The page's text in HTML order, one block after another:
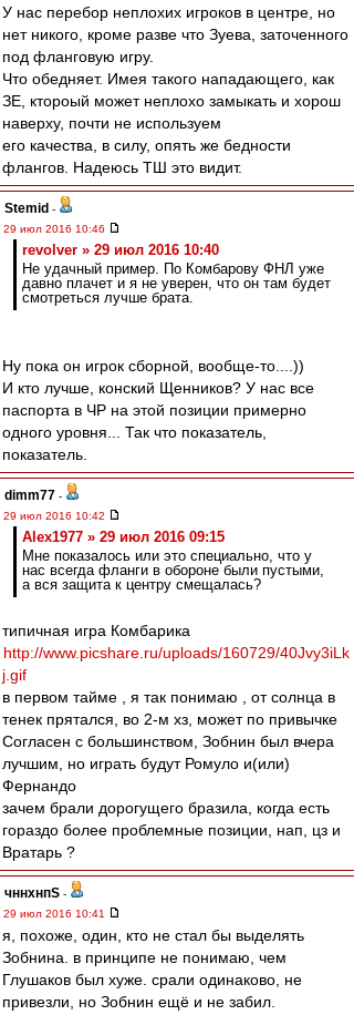
У нас перебор неплохих игроков в центре, но
нет никого, кроме разве что Зуева, заточенного
под фланговую игру.
Что обедняет. Имея такого нападающего, как
ЗЕ, ктороый может неплохо замыкать и хорош
наверху, почти не используем
его качества, в силу, опять же бедности
флангов. Надеюсь ТШ это видит.
Stemid -
29 июл 2016 10:46
revolver » 29 июл 2016 10:40
Не удачный пример. По Комбарову ФНЛ уже
давно плачет и я не уверен, что он там будет
смотреться лучше брата.
Ну пока он игрок сборной, вообще-то....))
И кто лучше, конский Щенников? У нас все
паспорта в ЧР на этой позиции примерно
одного уровня... Так что показатель,
показатель.
dimm77 -
29 июл 2016 10:42
Alex1977 » 29 июл 2016 09:15
Мне показалось или это специально, что у
нас всегда фланги в обороне были пустыми,
а вся защита к центру смещалась?
типичная игра Комбарика
http://www.picshare.ru/uploads/160729/40Jvy3iLk
j.gif
в первом тайме , я так понимаю , от солнца в
тенек прятался, во 2-м хз, может по привычке
Согласен с большинством, Зобнин был вчера
лучшим, но играть будут Ромуло и(или)
Фернандо
зачем брали дорогущего бразила, когда есть
гораздо более проблемные позиции, нап, цз и
Вратарь ?
чннхнпS -
29 июл 2016 10:41
я, похоже, один, кто не стал бы выделять
Зобнина. в принципе не понимаю, чем
Глушаков был хуже. срали одинаково, не
привезли, но Зобнин ещё и не забил.